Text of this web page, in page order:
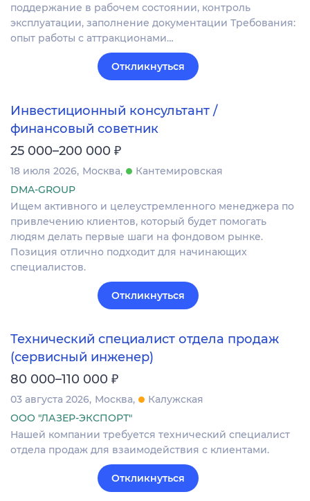
поддержание в рабочем состоянии, контроль
эксплуатации, заполнение документации Требования:
опыт работы с аттракционами…
Откликнуться
Инвестиционный консультант /
финансовый советник
25 000–200 000 ₽
18 июля 2026 Москва
Кантемировская
DMA-GROUP
Ищем активного и целеустремленного менеджера по
привлечению клиентов, который будет помогать
людям делать первые шаги на фондовом рынке.
Позиция отлично подходит для начинающих
специалистов.
Откликнуться
Технический специалист отдела продаж
(сервисный инженер)
80 000–110 000 ₽
03 августа 2026 Москва
Калужская
ООО "ЛАЗЕР-ЭКСПОРТ"
Нашей компании требуется технический специалист
отдела продаж для взаимодействия с клиентами.
Откликнуться